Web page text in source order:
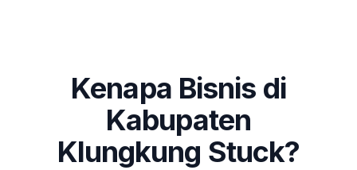
Kenapa Bisnis di
Kabupaten
Klungkung Stuck?